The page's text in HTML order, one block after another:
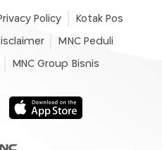
Policy Kotak Pos
MNC Peduli
MNC Group Bisnis